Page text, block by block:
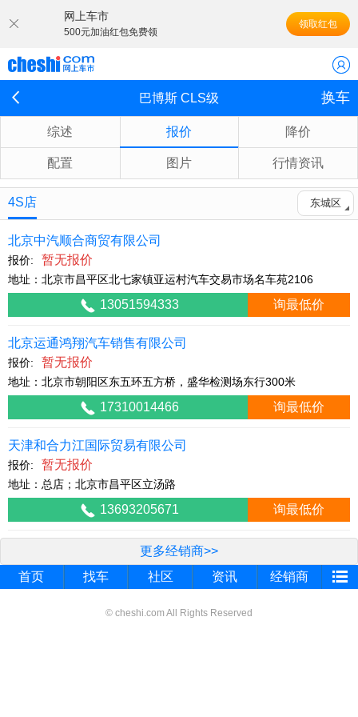
网上车市
500元加油红包免费领
领取红包
巴博斯 CLS级 换车
综述 报价 降价
配置 图片 行情资讯
4S店 东城区
北京中汽顺合商贸有限公司
报价: 暂无报价
地址：北京市昌平区北七家镇亚运村汽车交易市场名车苑2106
13051594333 询最低价
北京运通鸿翔汽车销售有限公司
报价: 暂无报价
地址：北京市朝阳区东五环五方桥，盛华检测场东行300米
17310014466 询最低价
天津和合力江国际贸易有限公司
报价: 暂无报价
地址：总店；北京市昌平区立汤路
13693205671 询最低价
更多经销商>>
首页
找车 社区 资讯 经销商
© cheshi.com All Rights Reserved